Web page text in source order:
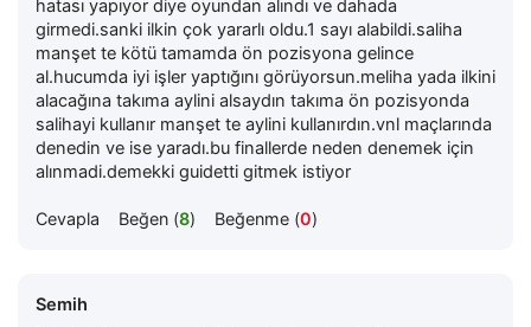
hatası yapıyor diye oyundan alındı ve dahada
girmedi.sanki ilkin çok yararlı oldu.1 sayı alabildi.saliha
manşet te kötü tamamda ön pozisyona gelince
al.hucumda iyi işler yaptığını görüyorsun.meliha yada ilkini
alacağına takıma aylini alsaydın takıma ön pozisyonda
salihayi kullanır manşet te aylini kullanırdın.vnl maçlarında
denedin ve ise yaradı.bu finallerde neden denemek için
alınmadi.demekki guidetti gitmek istiyor
Cevapla Beğen (8) Beğenme (0)
Semih